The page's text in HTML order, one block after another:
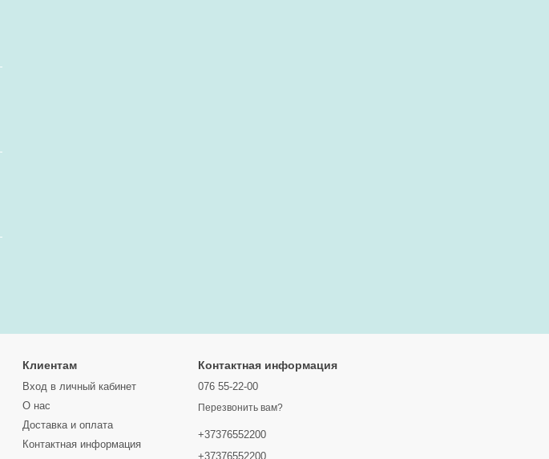
Клиентам
Вход в личный кабинет
О нас
Доставка и оплата
Контактная информация
Контактная информация
076 55-22-00
Перезвонить вам?
+37376552200
+37376552200